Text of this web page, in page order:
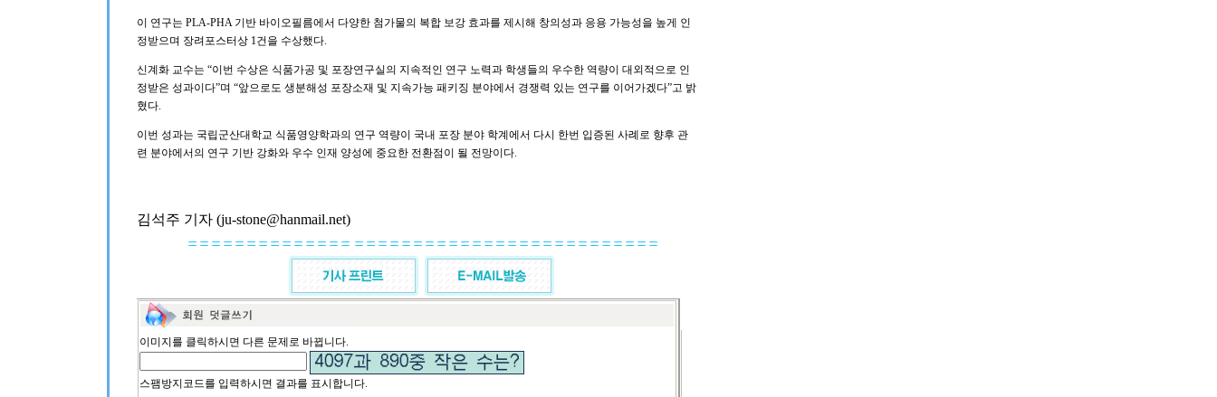
이 연구는 PLA-PHA 기반 바이오필름에서 다양한 첨가물의 복합 보강 효과를 제시해 창의성과 응용 가능성을 높게 인
정받으며 장려포스터상 1건을 수상했다.
신계화 교수는 “이번 수상은 식품가공 및 포장연구실의 지속적인 연구 노력과 학생들의 우수한 역량이 대외적으로 인
정받은 성과이다”며 “앞으로도 생분해성 포장소재 및 지속가능 패키징 분야에서 경쟁력 있는 연구를 이어가겠다”고 밝
혔다.
이번 성과는 국립군산대학교 식품영양학과의 연구 역량이 국내 포장 분야 학계에서 다시 한번 입증된 사례로 향후 관
련 분야에서의 연구 기반 강화와 우수 인재 양성에 중요한 전환점이 될 전망이다.
김석주 기자 (ju-stone@hanmail.net)
이미지를 클릭하시면 다른 문제로 바뀝니다.
스팸방지코드를 입력하시면 결과를 표시합니다.